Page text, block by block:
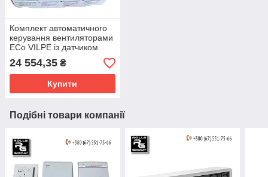
Комплект автоматичного
керування вентиляторами
ECo VILPE ​​із датчиком
вологості повітря, ECO
IDEAL WIRELESS
24 554,35 ₴
Купити
Подібні товари компанії